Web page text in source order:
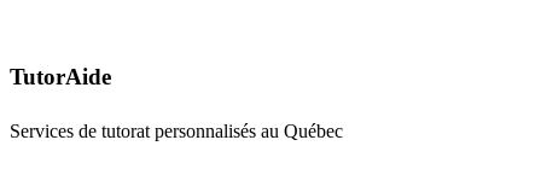
TutorAide
Services de tutorat personnalisés au Québec